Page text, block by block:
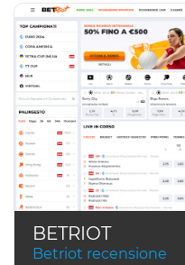
BETRIOT
Betriot recensione